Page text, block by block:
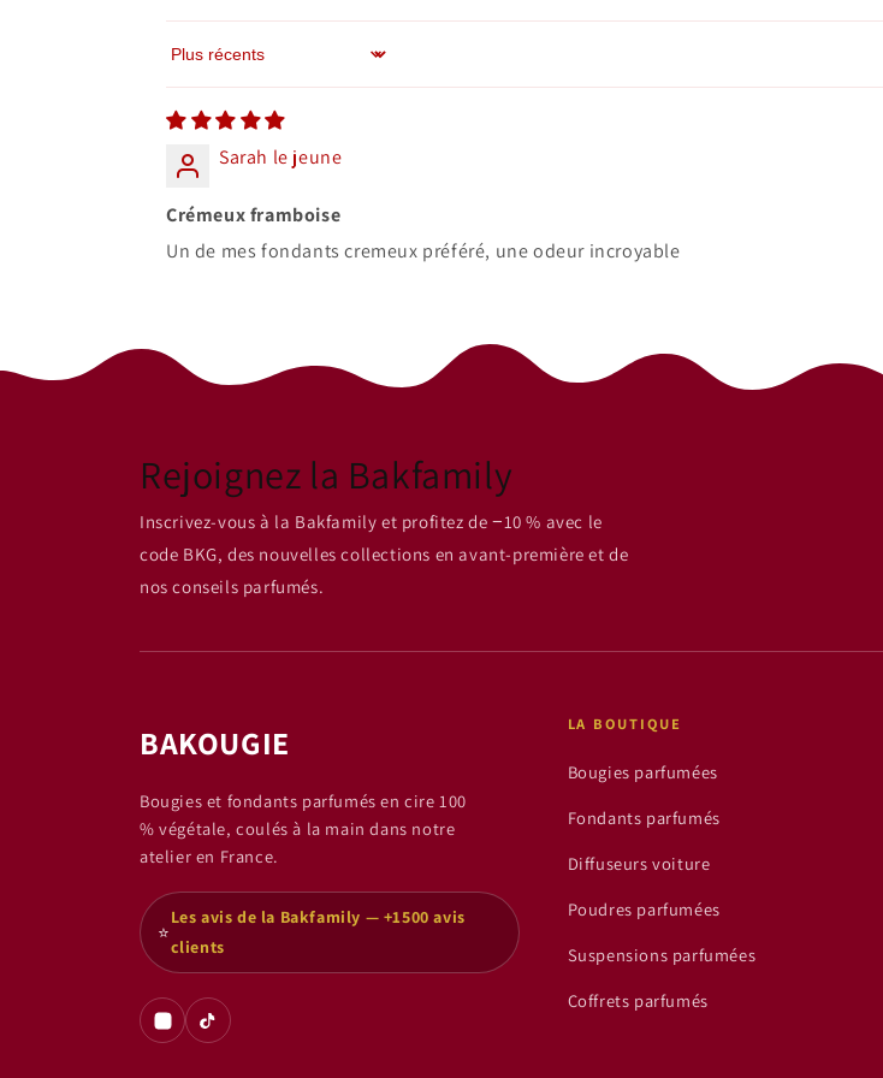
Sort by
Sarah le jeune
Crémeux framboise
Un de mes fondants cremeux préféré, une odeur incroyable
Rejoignez la Bakfamily
Inscrivez-vous à la Bakfamily et profitez de −10 % avec le
code BKG, des nouvelles collections en avant-première et de
nos conseils parfumés.
BAKOUGIE
Bougies et fondants parfumés en cire 100
% végétale, coulés à la main dans notre
atelier en France.
⭐
Les avis de la Bakfamily — +1500 avis
clients
LA BOUTIQUE
Bougies parfumées
Fondants parfumés
Diffuseurs voiture
Poudres parfumées
Suspensions parfumées
Coffrets parfumés